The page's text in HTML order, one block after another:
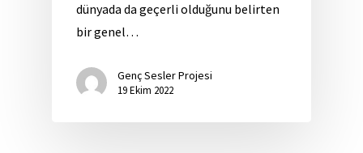
dünyada da geçerli olduğunu belirten
bir genel…
Genç Sesler Projesi
19 Ekim 2022